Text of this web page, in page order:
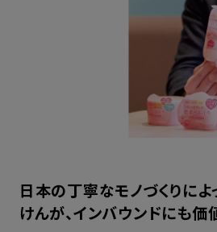
日本の丁寧なモノづくりによ
けんが、インバウンドにも